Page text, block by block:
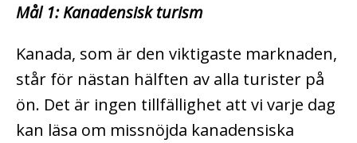
Mål 1: Kanadensisk turism
Kanada, som är den viktigaste marknaden,
står för nästan hälften av alla turister på
ön. Det är ingen tillfällighet att vi varje dag
kan läsa om missnöjda kanadensiska